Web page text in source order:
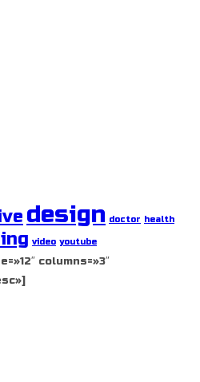
design doctor health
video youtube
columns=»3″